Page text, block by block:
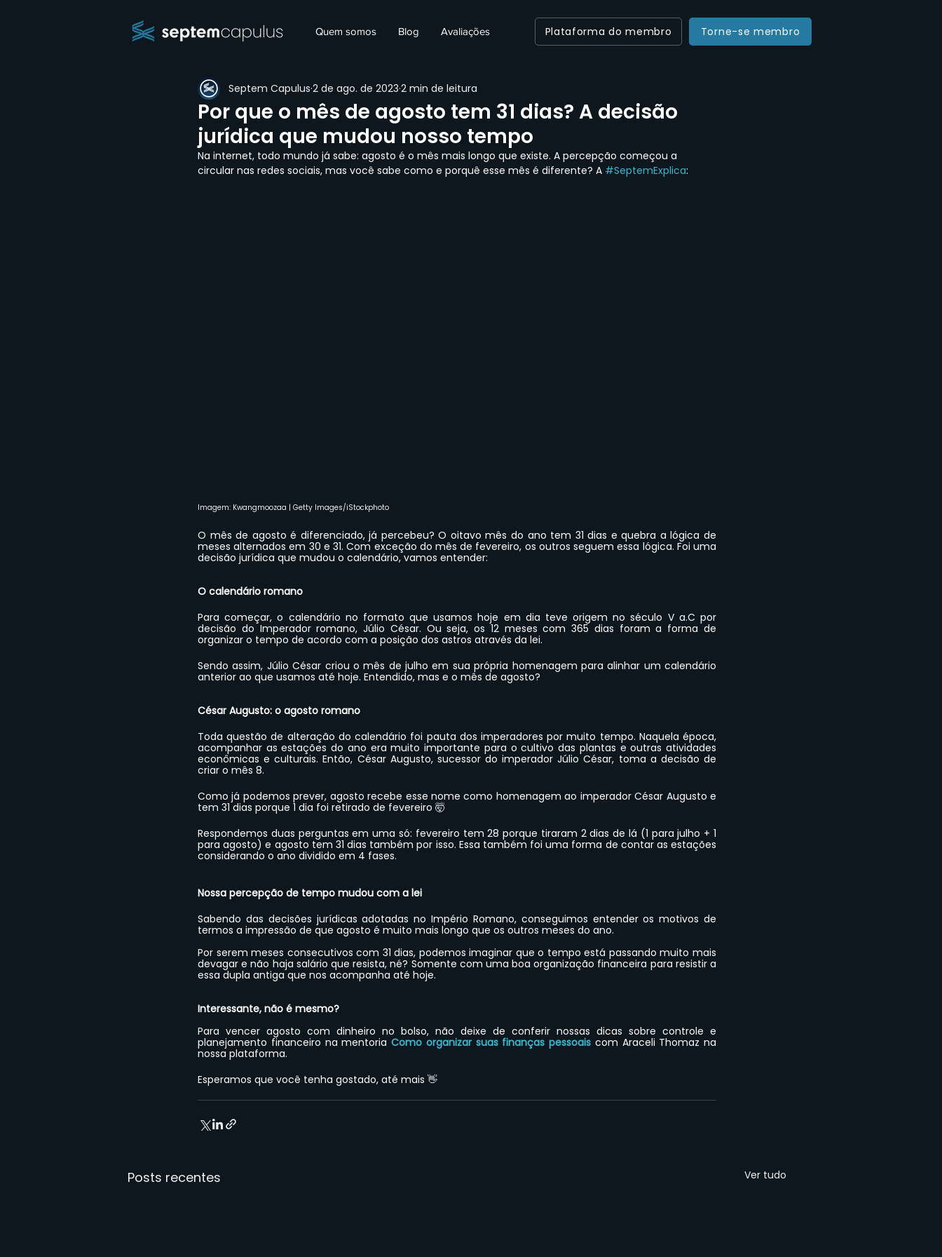
Quem somos Blog Avaliações Plataforma do membro Torne-se membro
Por que o mês de agosto tem 31 dias? A decisão
jurídica que mudou nosso tempo
Septem Capulus 2 de ago. de 2023 2 min de leitura
Na internet, todo mundo já sabe: agosto é o mês mais longo que existe. A percepção começou a
circular nas redes sociais, mas você sabe como e porquê esse mês é diferente? A #SeptemExplica:
Imagem: Kwangmoozaa | Getty Images/iStockphoto
O mês de agosto é diferenciado, já percebeu? O oitavo mês do ano tem 31 dias e quebra a lógica de
meses alternados em 30 e 31. Com exceção do mês de fevereiro, os outros seguem essa lógica. Foi uma
decisão jurídica que mudou o calendário, vamos entender:
O calendário romano
Para começar, o calendário no formato que usamos hoje em dia teve origem no século V a.C por
decisão do Imperador romano, Júlio César. Ou seja, os 12 meses com 365 dias foram a forma de
organizar o tempo de acordo com a posição dos astros através da lei.
Sendo assim, Júlio César criou o mês de julho em sua própria homenagem para alinhar um calendário
anterior ao que usamos até hoje. Entendido, mas e o mês de agosto?
César Augusto: o agosto romano
Toda questão de alteração do calendário foi pauta dos imperadores por muito tempo. Naquela época,
acompanhar as estações do ano era muito importante para o cultivo das plantas e outras atividades
econômicas e culturais. Então, César Augusto, sucessor do imperador Júlio César, toma a decisão de
criar o mês 8.
Como já podemos prever, agosto recebe esse nome como homenagem ao imperador César Augusto e
tem 31 dias porque 1 dia foi retirado de fevereiro 🤯
Respondemos duas perguntas em uma só: fevereiro tem 28 porque tiraram 2 dias de lá (1 para julho + 1
para agosto) e agosto tem 31 dias também por isso. Essa também foi uma forma de contar as estações
considerando o ano dividido em 4 fases.
Nossa percepção de tempo mudou com a lei
Sabendo das decisões jurídicas adotadas no Império Romano, conseguimos entender os motivos de
termos a impressão de que agosto é muito mais longo que os outros meses do ano.
Por serem meses consecutivos com 31 dias, podemos imaginar que o tempo está passando muito mais
devagar e não haja salário que resista, né? Somente com uma boa organização financeira para resistir a
essa dupla antiga que nos acompanha até hoje.
Interessante, não é mesmo?
Para vencer agosto com dinheiro no bolso, não deixe de conferir nossas dicas sobre controle e
planejamento financeiro na mentoria Como organizar suas finanças pessoais com Araceli Thomaz na
nossa plataforma.
Esperamos que você tenha gostado, até mais 👋
Posts recentes Ver tudo